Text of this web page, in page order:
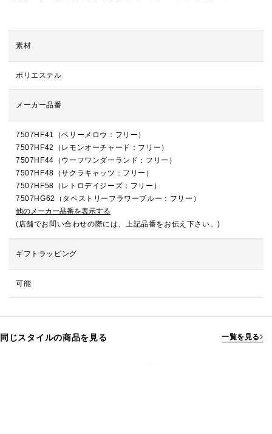
素材
ポリエステル
メーカー品番
7507HF41（ベリーメロウ：フリー）
7507HF42（レモンオーチャード：フリー）
7507HF44（ウーフワンダーランド：フリー）
7507HF48（サクラキャッツ：フリー）
7507HF58（レトロデイジーズ：フリー）
7507HG62（タペストリーフラワーブルー：フリー）
他のメーカー品番を表示する
(店舗でお問い合わせの際には、上記品番をお伝え下さい。)
ギフトラッピング
可能
同じスタイルの商品を見る 一覧を見る